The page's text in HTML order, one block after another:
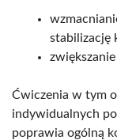
stabilizację
Ćwiczenia w tym
indywidualnych
poprawia ogólną